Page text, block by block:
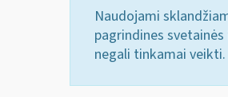
Naudojami
pagrindines
negali tinkamai veikti.